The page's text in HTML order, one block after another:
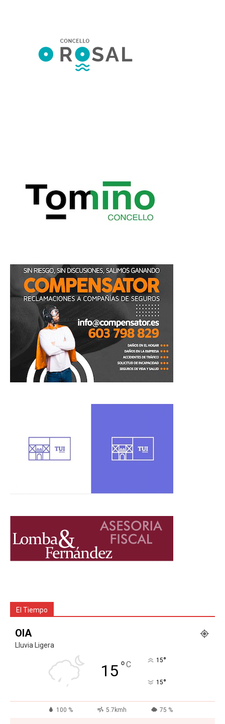
El Tiempo
OIA
Lluvia Ligera
15°C 15°
15°
100 % 5.7kmh 75 %